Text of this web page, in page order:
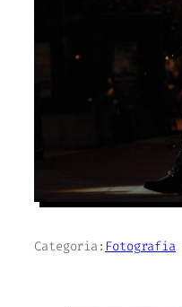
Categoria: Fotografia